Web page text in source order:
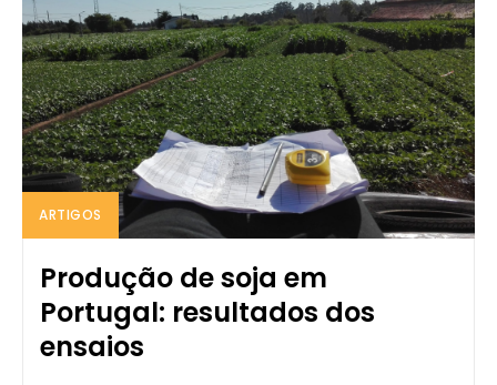
ARTIGOS
Produção de soja em
Portugal: resultados dos
ensaios